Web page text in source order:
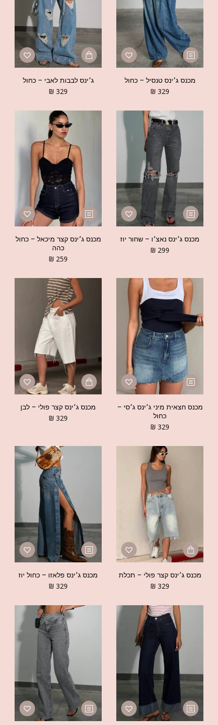
מכנס ג׳ינס טנסיל – כחול
₪ 329
ג׳ינס לבבות לאבי – כחול
₪ 329
מכנס ג׳ינס נאצ׳ו – שחור יוז
₪ 299
מכנס ג׳ינס קצר מיכאל – כחול
כהה
₪ 259
מכנס חצאית מיני ג׳ינס ג׳סי –
כחול
₪ 329
מכנס ג׳ינס קצר פולי – לבן
₪ 329
מכנס ג׳ינס קצר פולי – תכלת
₪ 329
מכנס ג׳ינס פלאזו – כחול יוז
₪ 329